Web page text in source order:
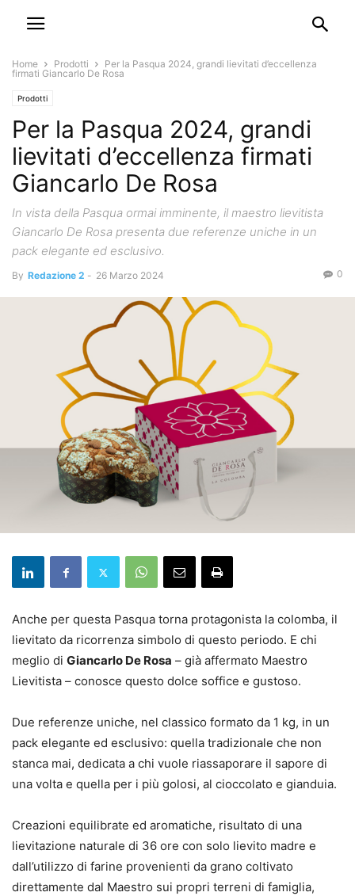
Home Prodotti
Per la Pasqua 2024, grandi lievitati d’eccellenza
firmati Giancarlo De Rosa
Prodotti
Per la Pasqua 2024, grandi
lievitati d’eccellenza firmati
Giancarlo De Rosa
In vista della Pasqua ormai imminente, il maestro lievitista
Giancarlo De Rosa presenta due referenze uniche in un
pack elegante ed esclusivo.
By Redazione 2 - 26 Marzo 2024 0
Anche per questa Pasqua torna protagonista la colomba, il
lievitato da ricorrenza simbolo di questo periodo. E chi
meglio di Giancarlo De Rosa – già affermato Maestro
Lievitista – conosce questo dolce soffice e gustoso.
Due referenze uniche, nel classico formato da 1 kg, in un
pack elegante ed esclusivo: quella tradizionale che non
stanca mai, dedicata a chi vuole riassaporare il sapore di
una volta e quella per i più golosi, al cioccolato e gianduia.
Creazioni equilibrate ed aromatiche, risultato di una
lievitazione naturale di 36 ore con solo lievito madre e
dall’utilizzo di farine provenienti da grano coltivato
direttamente dal Maestro sui propri terreni di famiglia,